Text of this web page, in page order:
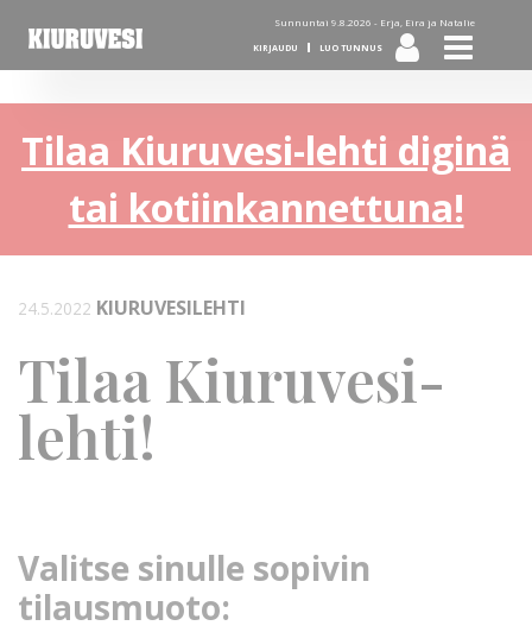
Sunnuntai 9.8.2026 - Erja, Eira ja Natalie
KIRJAUDU LUO TUNNUS
Tilaa Kiuruvesi-lehti diginä
tai kotiinkannettuna!
24.5.2022 KIURUVESILEHTI
Tilaa Kiuruvesi-
lehti!
Valitse sinulle sopivin
tilausmuoto: